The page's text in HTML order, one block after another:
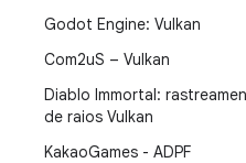
Godot Engine: Vulkan
Com2uS – Vulkan
Diablo Immortal:
de raios Vulkan
KakaoGames - ADPF